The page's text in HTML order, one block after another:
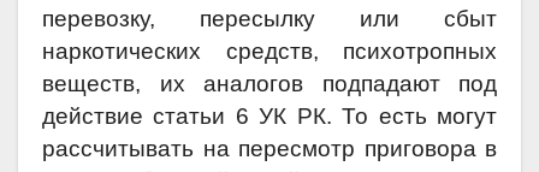
перевозку, пересылку или сбыт
наркотических средств, психотропных
веществ, их аналогов подпадают под
действие статьи 6 УК РК. То есть могут
рассчитывать на пересмотр приговора в